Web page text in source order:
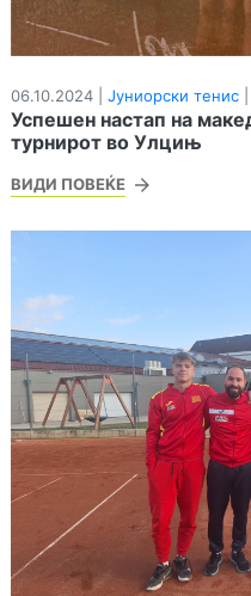
06.10.2024 | Јуниорски тенис
Успешен настап на
турнирот во Улцињ
ВИДИ ПОВЕЌЕ